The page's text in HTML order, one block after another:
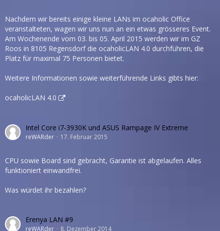
Nachdem wir bereits einige kleine LANs im ocaholic Office
veranstalteten, wagen wir uns nun an ein etwas grösseres Event.
Am Wochenende vom 03. bis 05. April 2015 werden wir im GZ
Roos in 8105 Regensdorf die ocaholicLAN 4.0 durchführen, die
Platz für maximal 75 Personen bietet.
Weitere Informationen sowie weiterführende Links gibts hier:
ocaholicLAN 4.0
Intel Core i7-3930K und ASUS Rampage IV Extreme
reWARder 17. Februar 2015
CPU sowie Board sind gebracht, Garantie ist abgelaufen. Alles
funktioniert einwandfrei.
Was würdet ihr bezahlen?
Erenya LAN #9
reWARder 8. Dezember 2014